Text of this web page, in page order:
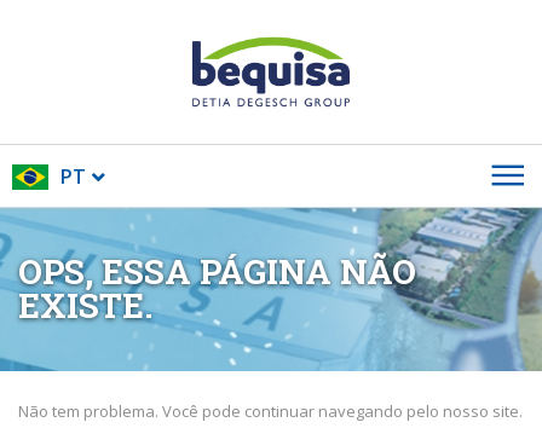
PT
OPS, ESSA PÁGINA NÃO
EXISTE.
Não tem problema. Você pode continuar navegando pelo nosso site.